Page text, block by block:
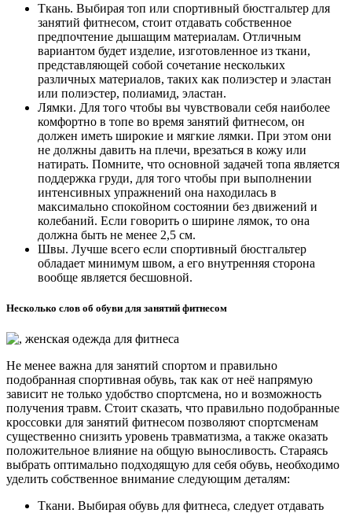
Ткань. Выбирая топ или спортивный бюстгальтер для
занятий фитнесом, стоит отдавать собственное
предпочтение дышащим материалам. Отличным
вариантом будет изделие, изготовленное из ткани,
представляющей собой сочетание нескольких
различных материалов, таких как полиэстер и эластан
или полиэстер, полиамид, эластан.
Лямки. Для того чтобы вы чувствовали себя наиболее
комфортно в топе во время занятий фитнесом, он
должен иметь широкие и мягкие лямки. При этом они
не должны давить на плечи, врезаться в кожу или
натирать. Помните, что основной задачей топа является
поддержка груди, для того чтобы при выполнении
интенсивных упражнений она находилась в
максимально спокойном состоянии без движений и
колебаний. Если говорить о ширине лямок, то она
должна быть не менее 2,5 см.
Швы. Лучше всего если спортивный бюстгальтер
обладает минимум швом, а его внутренняя сторона
вообще является бесшовной.
Несколько слов об обуви для занятий фитнесом
Не менее важна для занятий спортом и правильно
подобранная спортивная обувь, так как от неё напрямую
зависит не только удобство спортсмена, но и возможность
получения травм. Стоит сказать, что правильно подобранные
кроссовки для занятий фитнесом позволяют спортсменам
существенно снизить уровень травматизма, а также оказать
положительное влияние на общую выносливость. Стараясь
выбрать оптимально подходящую для себя обувь, необходимо
уделить собственное внимание следующим деталям:
Ткани. Выбирая обувь для фитнеса, следует отдавать